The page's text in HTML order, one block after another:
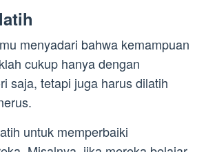
menyadari bahwa kemampuan
cukup hanya dengan
saja, tetapi juga harus dilatih
untuk memperbaiki